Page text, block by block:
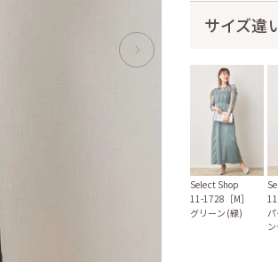
サイズ違
Select Shop
11-1728［M］
グリーン(緑)